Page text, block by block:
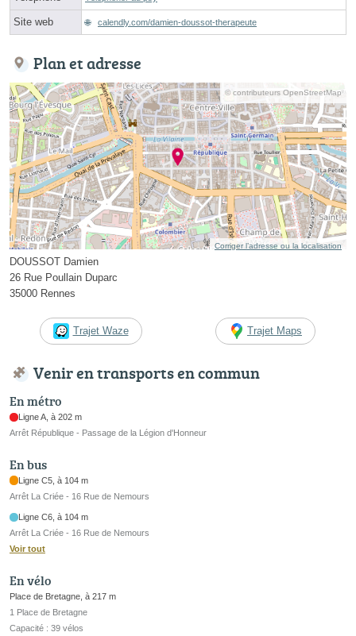
Site web calendly.com/damien-doussot-therapeute
Plan et adresse
© contributeurs OpenStreetMap
Corriger l’adresse ou la localisation
DOUSSOT Damien
26 Rue Poullain Duparc
35000 Rennes
Trajet Waze Trajet Maps
Venir en transports en commun
En métro
Ligne A, à 202 m
Arrêt République - Passage de la Légion d'Honneur
En bus
Ligne C5, à 104 m
Arrêt La Criée - 16 Rue de Nemours
Ligne C6, à 104 m
Arrêt La Criée - 16 Rue de Nemours
Voir tout
En vélo
Place de Bretagne, à 217 m
1 Place de Bretagne
Capacité : 39 vélos